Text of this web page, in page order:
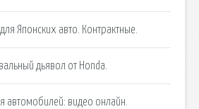
Японских авто. Контрактные.
дьявол от Honda.
автомобилей: видео онлайн.